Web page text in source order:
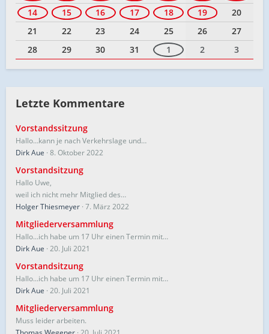
14
15 16 17 18 19
20
21
22 23 24 25 26
27
28
29 30 31 1 2 3
Letzte Kommentare
Vorstandssitzung
Hallo…kann je nach Verkehrslage und…
Dirk Aue 8. Oktober 2022
Vorstandsitzung
Hallo Uwe,
weil ich nicht mehr Mitglied des…
Holger Thiesmeyer 7. März 2022
Mitgliederversammlung
Hallo...ich habe um 17 Uhr einen Termin mit…
Dirk Aue 20. Juli 2021
Vorstandsitzung
Hallo...ich habe um 17 Uhr einen Termin mit…
Dirk Aue 20. Juli 2021
Mitgliederversammlung
Muss leider arbeiten.